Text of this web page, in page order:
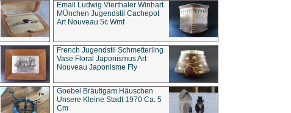
Email Ludwig Vierthaler Winhart
MÜnchen Jugendstil Cachepot
Art Nouveau 5c Wmf
French Jugendstil Schmetterling
Vase Floral Japonismus Art
Nouveau Japonisme Fly
Goebel Bräutigam Häuschen
Unsere Kleine Stadt 1970 Ca. 5
Cm